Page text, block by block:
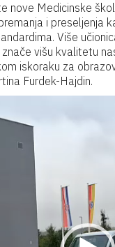
nove Medicinske
i preseljenja
Više
višu kvalitetu
iskoraku za
Furdek-Hajdin.